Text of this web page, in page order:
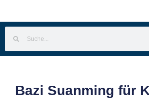
Bazi Suanming für